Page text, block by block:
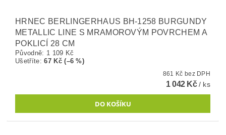
HRNEC BERLINGERHAUS BH-1258 BURGUNDY
METALLIC LINE S MRAMOROVÝM POVRCHEM A
POKLICÍ 28 CM
Původně: 1 109 Kč
Ušetříte:67 Kč (–6 %)
861 Kč bez DPH
1 042 Kč/ ks